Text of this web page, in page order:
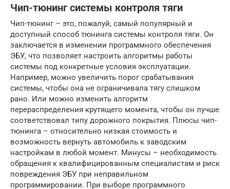
Чип-тюнинг системы контроля тяги
Чип-тюнинг – это, пожалуй, самый популярный и
доступный способ тюнинга системы контроля тяги. Он
заключается в изменении программного обеспечения
ЭБУ, что позволяет настроить алгоритмы работы
системы под конкретные условия эксплуатации.
Например, можно увеличить порог срабатывания
системы, чтобы она не ограничивала тягу слишком
рано. Или можно изменить алгоритм
перераспределения крутящего момента, чтобы он лучше
соответствовал типу дорожного покрытия. Плюсы чип-
тюнинга – относительно низкая стоимость и
возможность вернуть автомобиль к заводским
настройкам в любой момент. Минусы – необходимость
обращения к квалифицированным специалистам и риск
повреждения ЭБУ при неправильном
программировании. При выборе программного